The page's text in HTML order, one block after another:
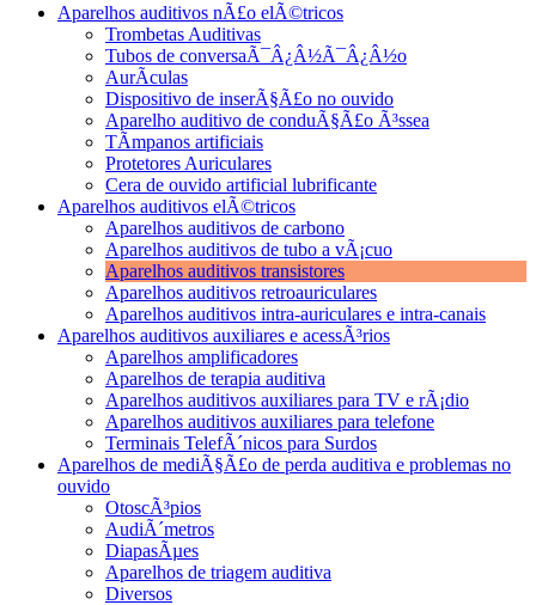
Aparelhos auditivos nÃ£o elÃ©tricos
Trombetas Auditivas
Tubos de conversaÃ¯Â¿Â½Ã¯Â¿Â½o
AurÃ­culas
Dispositivo de inserÃ§Ã£o no ouvido
Aparelho auditivo de conduÃ§Ã£o Ã³ssea
TÃ­mpanos artificiais
Protetores Auriculares
Cera de ouvido artificial lubrificante
Aparelhos auditivos elÃ©tricos
Aparelhos auditivos de carbono
Aparelhos auditivos de tubo a vÃ¡cuo
Aparelhos auditivos transistores
Aparelhos auditivos retroauriculares
Aparelhos auditivos intra-auriculares e intra-canais
Aparelhos auditivos auxiliares e acessÃ³rios
Aparelhos amplificadores
Aparelhos de terapia auditiva
Aparelhos auditivos auxiliares para TV e rÃ¡dio
Aparelhos auditivos auxiliares para telefone
Terminais TelefÃ´nicos para Surdos
Aparelhos de mediÃ§Ã£o de perda auditiva e problemas no
ouvido
OtoscÃ³pios
AudiÃ´metros
DiapasÃµes
Aparelhos de triagem auditiva
Diversos